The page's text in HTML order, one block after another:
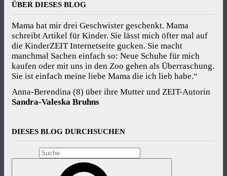
ÜBER DIESES BLOG
Mama hat mir drei Geschwister geschenkt. Mama
schreibt Artikel für Kinder. Sie lässt mich öfter mal auf
die KinderZEIT Internetseite gucken. Sie macht
manchmal Sachen einfach so: Neue Schuhe für mich
kaufen oder mit uns in den Zoo gehen als Überraschung.
Sie ist einfach meine liebe Mama die ich lieb habe.“
Anna-Berendina (8) über ihre Mutter und ZEIT-Autorin
Sandra-Valeska Bruhns
DIESES BLOG DURCHSUCHEN